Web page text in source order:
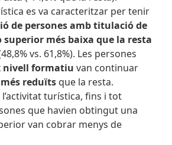
es va caracteritzar per tenir
de persones amb titulació de
més baixa que la resta
vs. 61,8%). Les persones
nivell formatiuvan continuar
reduïts que la resta.
l’activitat turística, fins i tot
que havien obtingut una
van cobrar menys de